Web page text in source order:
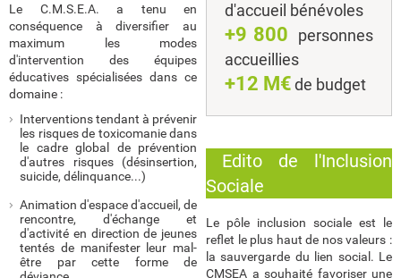
Le C.M.S.E.A. a tenu en
conséquence à diversifier au
maximum les modes
d'intervention des équipes
éducatives spécialisées dans ce
domaine :
Interventions tendant à prévenir
les risques de toxicomanie dans
le cadre global de prévention
d'autres risques (désinsertion,
suicide, délinquance...)
Animation d'espace d'accueil, de
rencontre, d'échange et
d'activité en direction de jeunes
tentés de manifester leur mal-
être par cette forme de
d'accueil bénévoles
+9 800
personnes
accueillies
+12 M€de budget
Edito de l'Inclusion
Sociale
Le pôle inclusion sociale est le
reflet le plus haut de nos valeurs :
la sauvergarde du lien social. Le
CMSEA a souhaité favoriser une